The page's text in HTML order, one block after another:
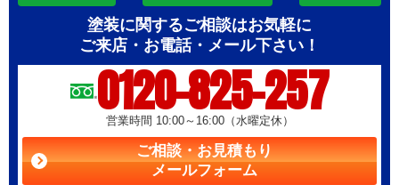
塗装に関するご相談はお気軽に
ご来店・お電話・メール下さい！
0120-825-257
営業時間 10:00～16:00（水曜定休）
ご相談・お見積もり
メールフォーム